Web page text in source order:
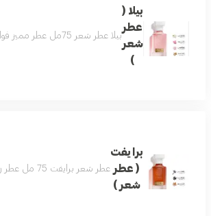
بيلا (
عطر
شعر
)
بيلا عطر شعر 75مل عطر مميز فواح أنثوي فاخر بتكوين رائع من الورد والياسمين يفيض جمال ونعومة مع نفحات من خشب الصندل والتفاح ليضفى لك لطافة وجمال لايضاهى مكونات العطر الورد - الياسمين - زهرة اللوتس - تفاح - خشب الصندل
برايفت
( عطر
شعر )
عطر شعر برايفت 75 مل عطر راقي آسر مفعم بالتميز والتفرّد تفوح منه رائحة الخزامى واللوز لتولد إحساساً بالبهجة والراحة . مع نفحات من رائحة المرّ المفعم بالأحاسيس ورائحة التونكا الفاخرة والمميزة جداً لتضفي مزيداً من السخاء